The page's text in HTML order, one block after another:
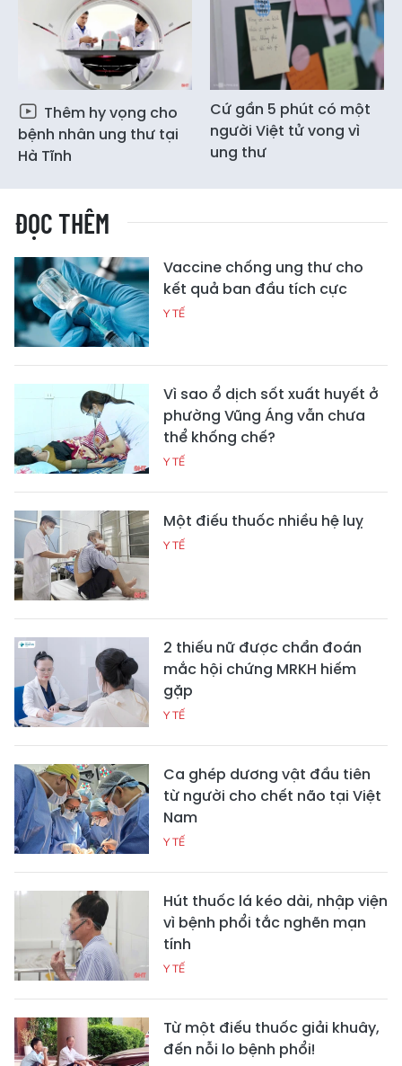
Thêm hy vọng cho
bệnh nhân ung thư tại
Hà Tĩnh
Cứ gần 5 phút có một
người Việt tử vong vì
ung thư
ĐỌC THÊM
Vaccine chống ung thư cho
kết quả ban đầu tích cực
Y TẾ
Vì sao ổ dịch sốt xuất huyết ở
phường Vũng Áng vẫn chưa
thể khống chế?
Y TẾ
Một điếu thuốc nhiều hệ luỵ
Y TẾ
2 thiếu nữ được chẩn đoán
mắc hội chứng MRKH hiếm
gặp
Y TẾ
Ca ghép dương vật đầu tiên
từ người cho chết não tại Việt
Nam
Y TẾ
Hút thuốc lá kéo dài, nhập viện
vì bệnh phổi tắc nghẽn mạn
tính
Y TẾ
Từ một điếu thuốc giải khuây,
đến nỗi lo bệnh phổi!